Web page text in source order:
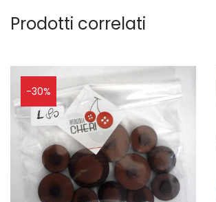
Prodotti correlati
-30%